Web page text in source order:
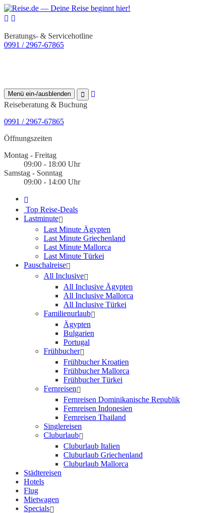
Beratungs- & Servicehotline
0991 / 2967-67865
Menü ein-/ausblenden
Reiseberatung & Buchung
0991 / 2967-67865
Öffnungszeiten
Montag - Freitag
09:00 - 18:00 Uhr
Samstag - Sonntag
09:00 - 14:00 Uhr
Top Reise-Deals
Lastminute
Last Minute Ägypten
Last Minute Griechenland
Last Minute Mallorca
Last Minute Türkei
Pauschalreise
All Inclusive
All Inclusive Ägypten
All Inclusive Mallorca
All Inclusive Türkei
Familienurlaub
Ägypten
Bulgarien
Portugal
Frühbucher
Frühbucher Kroatien
Frühbucher Mallorca
Frühbucher Türkei
Fernreisen
Fernreisen Dominikanische Republik
Fernreisen Indonesien
Fernreisen Thailand
Singlereisen
Cluburlaub
Cluburlaub Italien
Cluburlaub Griechenland
Cluburlaub Mallorca
Städtereisen
Hotels
Flug
Mietwagen
Specials